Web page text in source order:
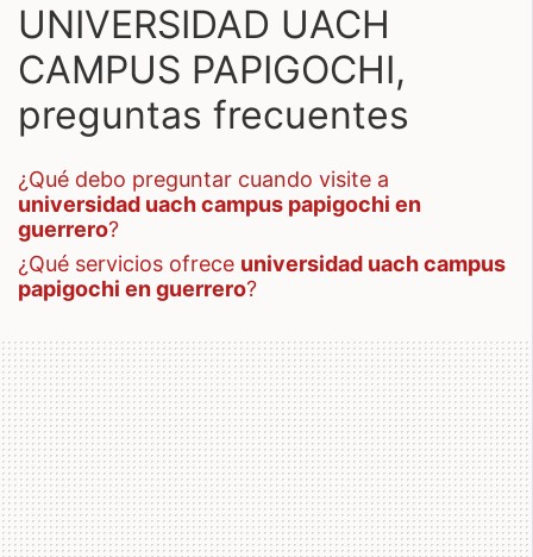
UNIVERSIDAD UACH
CAMPUS PAPIGOCHI,
preguntas frecuentes
¿qué debo preguntar cuando visite a
universidad uach campus papigochi en
guerrero?
¿qué servicios ofrece universidad uach campus
papigochi en guerrero?